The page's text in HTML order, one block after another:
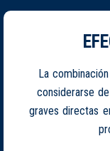
La
considerarse
graves directas